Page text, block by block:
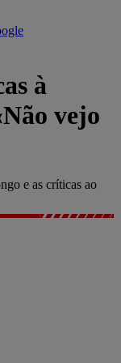
à
vejo
e as críticas ao